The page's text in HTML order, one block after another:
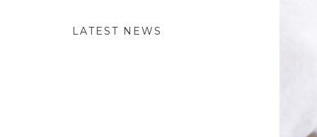
LATEST NEWS